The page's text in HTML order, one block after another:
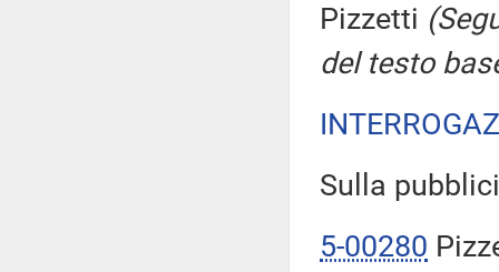
Pizzetti
del testo
Sulla
5-00280